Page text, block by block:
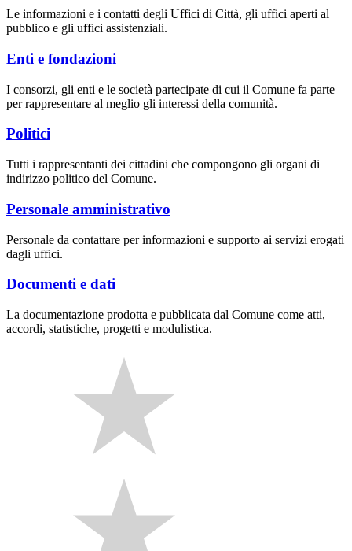
Le informazioni e i contatti degli Uffici di Città, gli uffici aperti al
pubblico e gli uffici assistenziali.
Enti e fondazioni
I consorzi, gli enti e le società partecipate di cui il Comune fa parte
per rappresentare al meglio gli interessi della comunità.
Politici
Tutti i rappresentanti dei cittadini che compongono gli organi di
indirizzo politico del Comune.
Personale amministrativo
Personale da contattare per informazioni e supporto ai servizi erogati
dagli uffici.
Documenti e dati
La documentazione prodotta e pubblicata dal Comune come atti,
accordi, statistiche, progetti e modulistica.